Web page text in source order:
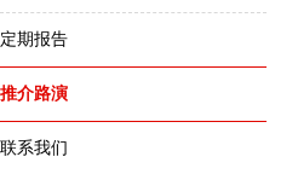
定期报告
推介路演
联系我们